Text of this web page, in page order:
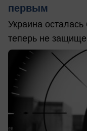
первым
Украина
теперь не